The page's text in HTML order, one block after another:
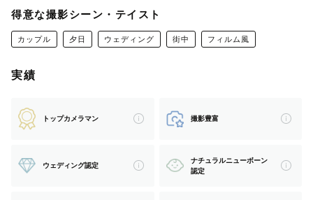
シャッターを切らせていただきます。
-------------【どんなひと？】------------
得意な撮影シーン・テイスト
カップル 夕日 ウェディング 街中 フィルム風
実績
トップカメラマン 撮影豊富
ウェディング認定
ナチュラルニューボーン
認定